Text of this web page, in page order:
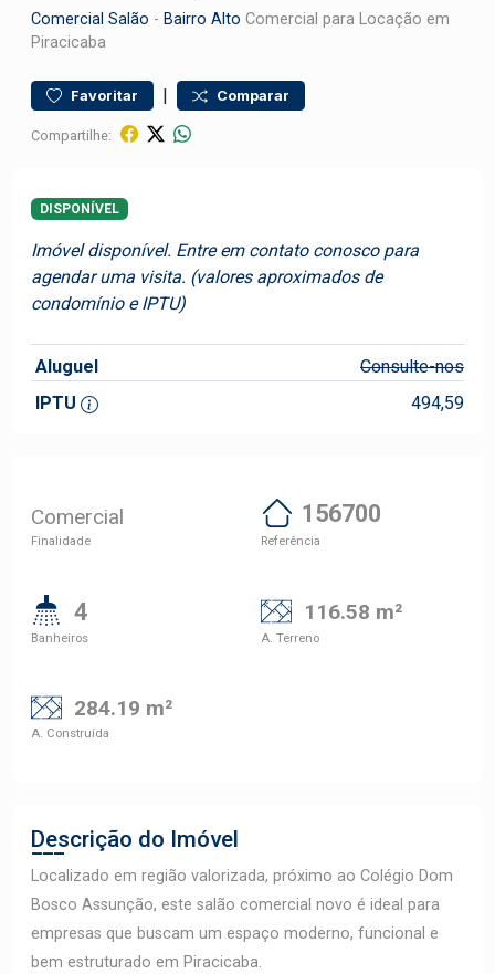
Comercial Salão - Bairro Alto Comercial para Locação em
Piracicaba
Favoritar | Comparar
Compartilhe:
DISPONÍVEL
Imóvel disponível. Entre em contato conosco para
agendar uma visita. (valores aproximados de
condomínio e IPTU)
Aluguel
Consulte-nos
IPTU
494,59
Comercial
Finalidade
156700
Referência
4
Banheiros
116.58 m²
A. Terreno
284.19 m²
A. Construída
Descrição do Imóvel
Localizado em região valorizada, próximo ao Colégio Dom
Bosco Assunção, este salão comercial novo é ideal para
empresas que buscam um espaço moderno, funcional e
bem estruturado em Piracicaba.